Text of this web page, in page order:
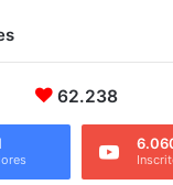
62.238